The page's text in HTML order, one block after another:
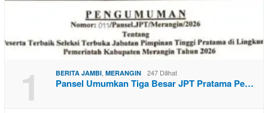
1 BERITA JAMBI MERANGIN 247 Dilihat
Pansel Umumkan Tiga Besar JPT Pratama Pe…